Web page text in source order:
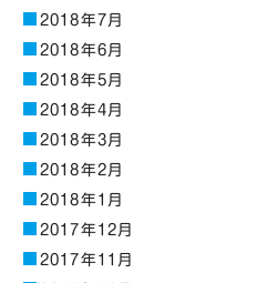
2018年7月
2018年6月
2018年5月
2018年4月
2018年3月
2018年2月
2018年1月
2017年12月
2017年11月